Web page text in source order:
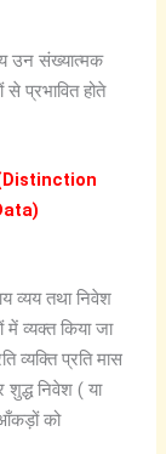
उन संख्यात्मक
प्रभावित होते
(Distinction
व्यय तथा निवेश
व्यक्त किया जा
व्यक्ति प्रति मास
शुद्ध निवेश ( या
को